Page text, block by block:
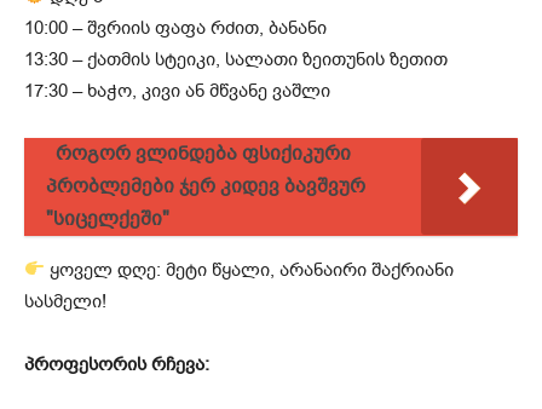
10:00 – შვრიის ფაფა რძით, ბანანი
13:30 – ქათმის სტეიკი, სალათი ზეითუნის ზეთით
17:30 – ხაჭო, კივი ან მწვანე ვაშლი
როგორ ვლინდება ფსიქიკური
პრობლემები ჯერ კიდევ ბავშვურ
"სიცელქეში"
ყოველ დღე: მეტი წყალი, არანაირი შაქრიანი
სასმელი!
პროფესორის რჩევა: